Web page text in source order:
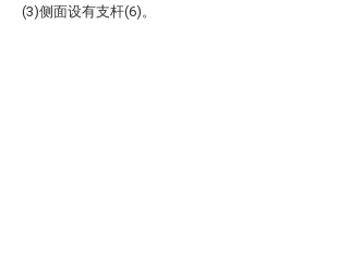
(3)侧面设有支杆(6)。